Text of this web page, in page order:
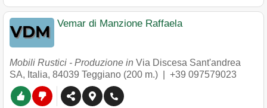
Vemar di Manzione Raffaela
Mobili Rustici - Produzione in Via Discesa Sant'andrea
SA, Italia, 84039 Teggiano (200 m.) | +39 097579023